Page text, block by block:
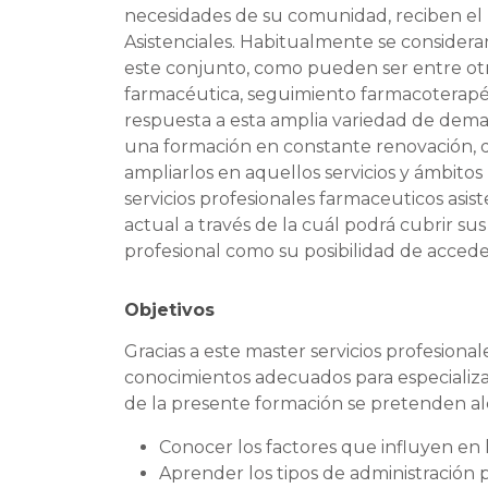
necesidades de su comunidad, reciben
Asistenciales. Habitualmente se
este conjunto, como pueden ser entre
farmacéutica, seguimiento
respuesta a esta amplia variedad de
una formación en constante renovación,
ampliarlos en aquellos servicios y
servicios profesionales farmaceuticos
actual a través de la cuál podrá cubrir
profesional como su posibilidad de
Objetivos
Gracias a este master servicios
conocimientos adecuados para
de la presente formación se pretenden
Conocer los factores que influyen en
Aprender los tipos de administración